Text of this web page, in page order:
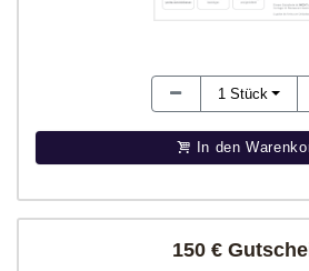
1 Stück
In den
150 €